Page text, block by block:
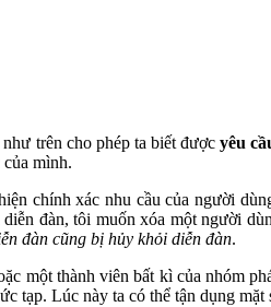
trên cho phép ta biết được yêu
mình.
chính xác nhu cầu của người
đàn, tôi muốn xóa một người
đàn cũng bị hủy khỏi diễn đàn.
một thành viên bất kì của nhóm
tạp. Lúc này ta có thể tận dụng